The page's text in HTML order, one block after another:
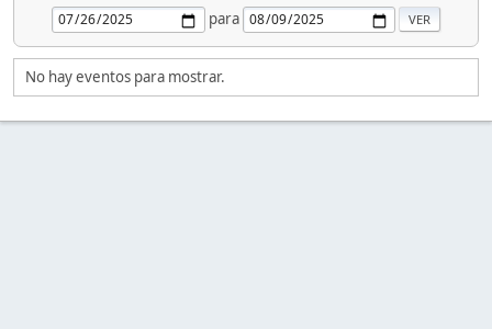
para
No hay eventos para mostrar.